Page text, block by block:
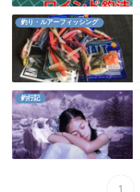
釣り・ルアーフィッシング
釣行記
1